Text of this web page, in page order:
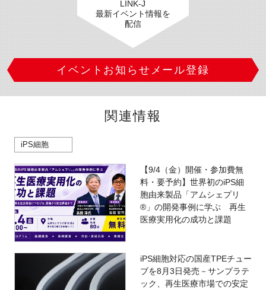
LINK-J
最新イベント情報を
配信
イベントお知らせメール登録
関連情報
iPS細胞
【9/4（金）開催・参加費無
料・要予約】世界初のiPS細
胞由来製品「アムシェプリ
®」の開発事例に学ぶ 再生
医療実用化の成功と課題
iPS細胞対応の国産TPEチュー
ブを8月3日発売－サンプラテ
ック、再生医療市場での安定